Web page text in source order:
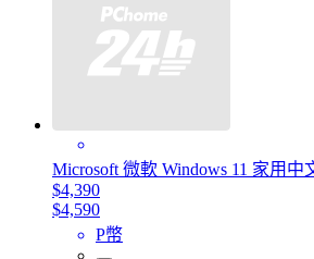
Microsoft 微軟 Windows 11 家用中
$4,390
$4,590
P幣